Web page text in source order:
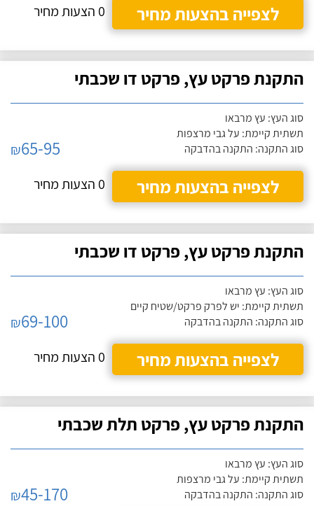
לצפייה בהצעות מחיר
0 הצעות מחיר
התקנת פרקט עץ, פרקט דו שכבתי
סוג העץ: עץ מרבאו
תשתית קיימת: על גבי מרצפות
סוג התקנה: התקנה בהדבקה
₪65-95
לצפייה בהצעות מחיר
0 הצעות מחיר
התקנת פרקט עץ, פרקט דו שכבתי
סוג העץ: עץ מרבאו
תשתית קיימת: יש לפרק פרקט/שטיח קיים
סוג התקנה: התקנה בהדבקה
₪69-100
לצפייה בהצעות מחיר
0 הצעות מחיר
התקנת פרקט עץ, פרקט תלת שכבתי
סוג העץ: עץ מרבאו
תשתית קיימת: על גבי מרצפות
סוג התקנה: התקנה בהדבקה
₪45-170